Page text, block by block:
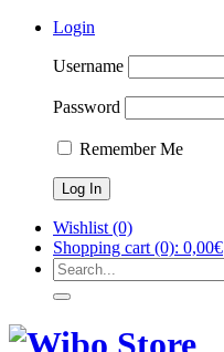
Login
Username
Password
Remember Me
Wishlist (0)
Shopping cart (0): 0,00€